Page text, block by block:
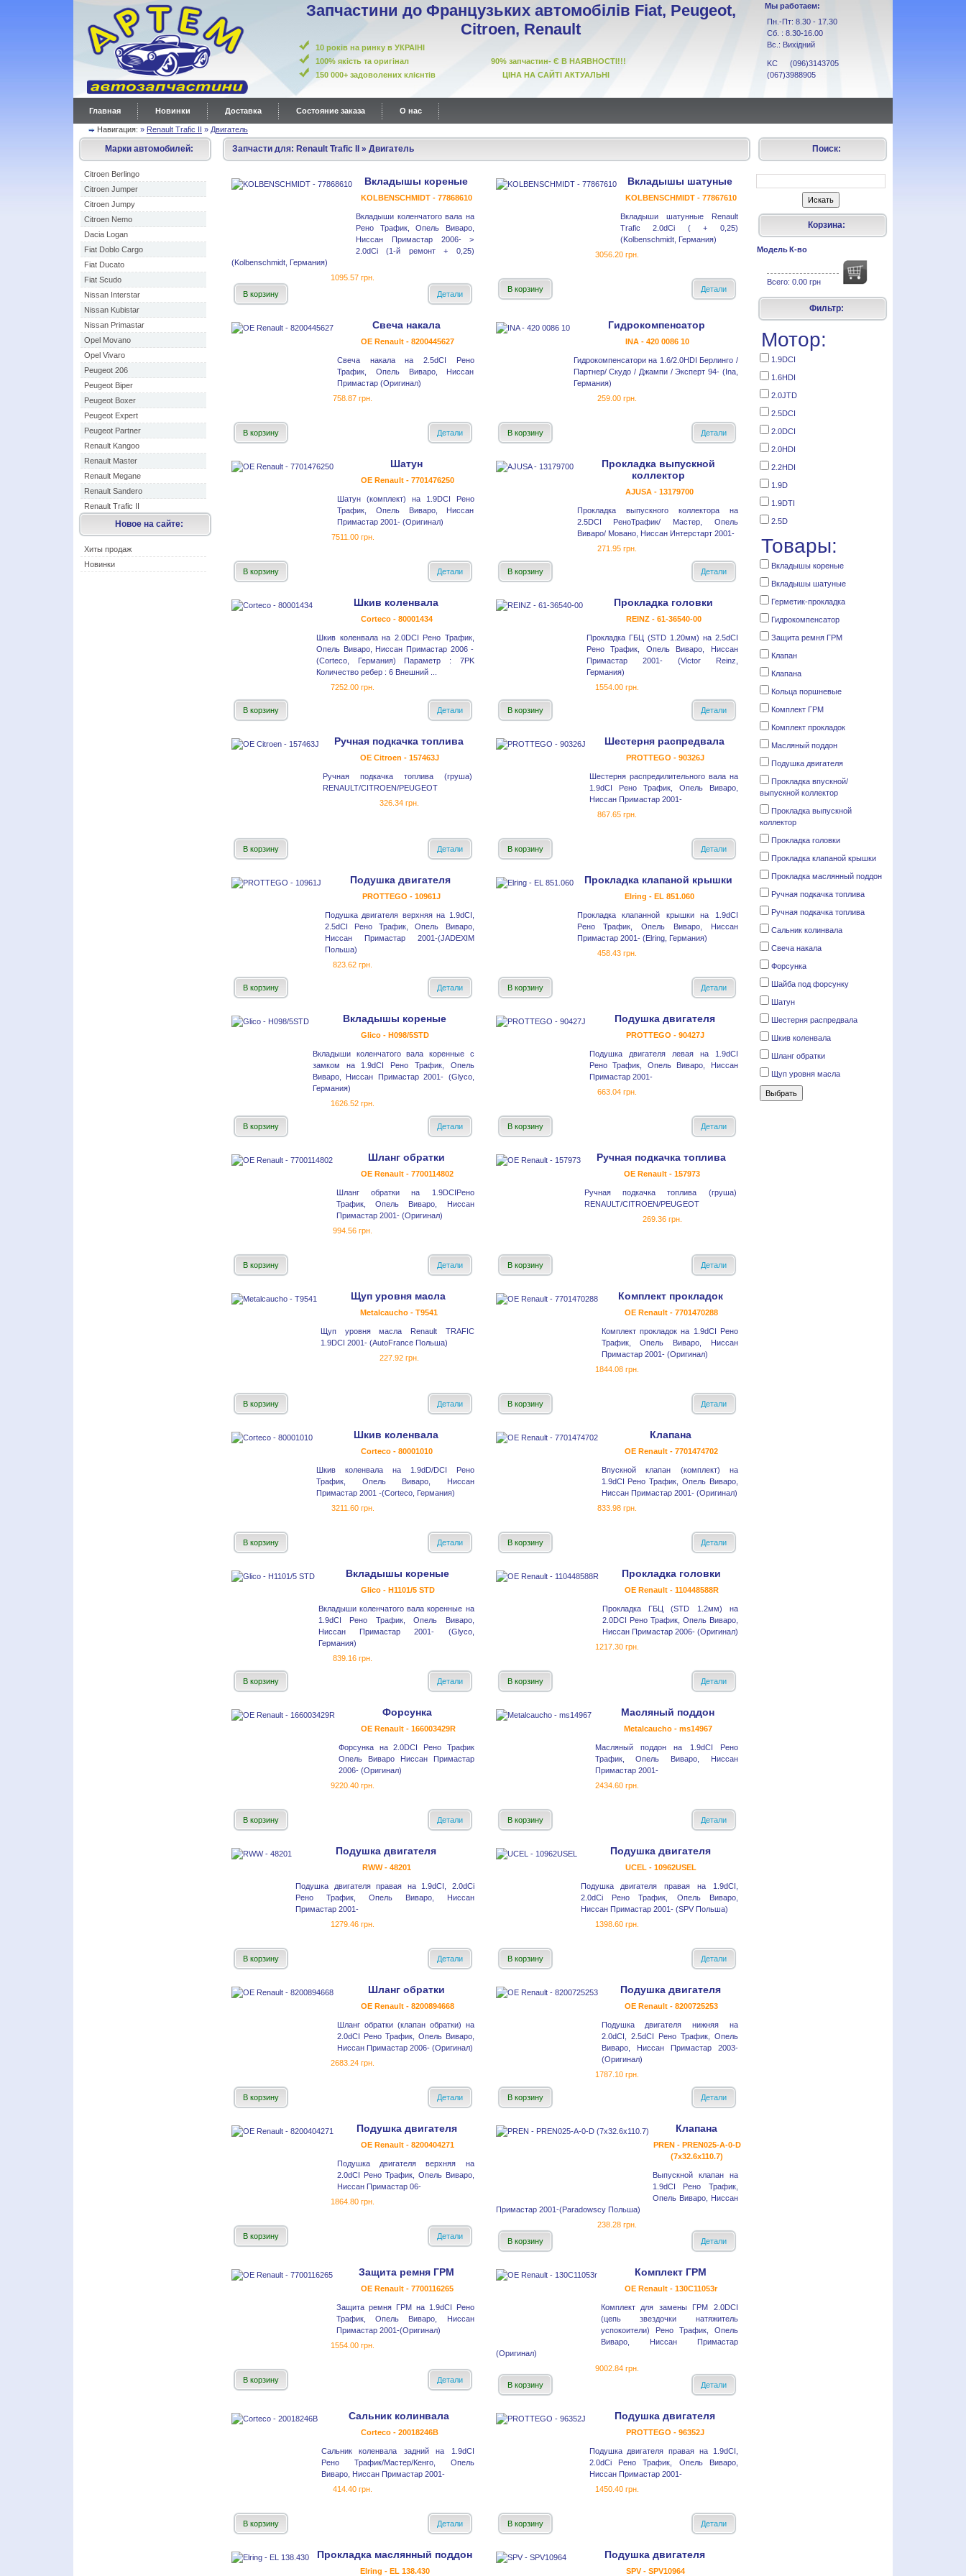
Запчастини до Французьких автомобілів Fiat, Peugeot,
Citroen, Renault
10 років на ринку в УКРАІНІ
100% якість та оригінал 90% запчастин- Є В НАЯВНОСТІ!!!
150 000+ задоволених клієнтів ЦІНА НА САЙТІ АКТУАЛЬНІ
Мы работаем:
Пн.-Пт: 8.30 - 17.30
Сб. : 8.30-16.00
Вс.: Вихідний
KC (096)3143705
(067)3988905
Главная Новинки Доставка Состояние заказа О нас
Навигация: » Renault Trafic II » Двигатель
Марки автомобилей:
Citroen Berlingo
Citroen Jumper
Citroen Jumpy
Citroen Nemo
Dacia Logan
Fiat Doblo Cargo
Fiat Ducato
Fiat Scudo
Nissan Interstar
Nissan Kubistar
Nissan Primastar
Opel Movano
Opel Vivaro
Peugeot 206
Peugeot Biper
Peugeot Boxer
Peugeot Expert
Peugeot Partner
Renault Kangoo
Renault Master
Renault Megane
Renault Sandero
Renault Trafic II
Новое на сайте:
Хиты продаж
Новинки
Запчасти для: Renault Trafic II » Двигатель
Вкладышы кореные
KOLBENSCHMIDT - 77868610
Вкладыши коленчатого вала на
Рено Трафик, Опель Виваро,
Ниссан Примастар 2006- >
2.0dCi (1-й ремонт + 0,25)
(Kolbenschmidt, Германия)
1095.57 грн.
В корзину
Детали
Вкладышы шатуные
KOLBENSCHMIDT - 77867610
Вкладыши шатунные Renault
Trafic 2.0dCi ( + 0,25)
(Kolbenschmidt, Германия)
3056.20 грн.
В корзину Детали
Свеча накала
OE Renault - 8200445627
Свеча накала на 2.5dCI Рено
Трафик, Опель Виваро, Ниссан
Примастар (Оригинал)
758.87 грн.
В корзину Детали
Гидрокомпенсатор
INA - 420 0086 10
Гидрокомпенсатори на 1.6/2.0HDI Берлинго /
Партнер/ Скудо / Джампи / Эксперт 94- (Ina,
Германия)
259.00 грн.
В корзину Детали
Шатун
OE Renault - 7701476250
Шатун (комплект) на 1.9DCI Рено
Трафик, Опель Виваро, Ниссан
Примастар 2001- (Оригинал)
7511.00 грн.
В корзину Детали
Прокладка выпускной
коллектор
AJUSA - 13179700
Прокладка выпускного коллектора на
2.5DCI РеноТрафик/ Мастер, Опель
Виваро/ Мовано, Ниссан Интерстарт 2001-
271.95 грн.
В корзину Детали
Шкив коленвала
Corteco - 80001434
Шкив коленвала на 2.0DCI Рено Трафик,
Опель Виваро, Ниссан Примастар 2006 -
(Corteco, Германия) Параметр : 7PK
Количество ребер : 6 Внешний ...
7252.00 грн.
В корзину Детали
Прокладка головки
REINZ - 61-36540-00
Прокладка ГБЦ (STD 1.20мм) на 2.5dCI
Рено Трафик, Опель Виваро, Ниссан
Примастар 2001- (Victor Reinz,
Германия)
1554.00 грн.
В корзину Детали
Ручная подкачка топлива
OE Citroen - 157463J
Ручная подкачка топлива (груша)
RENAULT/CITROEN/PEUGEOT
326.34 грн.
В корзину Детали
Шестерня распредвала
PROTTEGO - 90326J
Шестерня распредилительного вала на
1.9dCI Рено Трафик, Опель Виваро,
Ниссан Примастар 2001-
867.65 грн.
В корзину Детали
Подушка двигателя
PROTTEGO - 10961J
Подушка двигателя верхняя на 1.9dCI,
2.5dCI Рено Трафик, Опель Виваро,
Ниссан Примастар 2001-(JADEXIM
Польша)
823.62 грн.
В корзину Детали
Прокладка клапаной крышки
Elring - EL 851.060
Прокладка клапанной крышки на 1.9dCI
Рено Трафик, Опель Виваро, Ниссан
Примастар 2001- (Elring, Германия)
458.43 грн.
В корзину Детали
Вкладышы кореные
Glico - H098/5STD
Вкладыши коленчатого вала коренные с
замком на 1.9dCI Рено Трафик, Опель
Виваро, Ниссан Примастар 2001- (Glyco,
Германия)
1626.52 грн.
В корзину Детали
Подушка двигателя
PROTTEGO - 90427J
Подушка двигателя левая на 1.9dCI
Рено Трафик, Опель Виваро, Ниссан
Примастар 2001-
663.04 грн.
В корзину Детали
Шланг обратки
OE Renault - 7700114802
Шланг обратки на 1.9DCIРено
Трафик, Опель Виваро, Ниссан
Примастар 2001- (Оригинал)
994.56 грн.
В корзину Детали
Ручная подкачка топлива
OE Renault - 157973
Ручная подкачка топлива (груша)
RENAULT/CITROEN/PEUGEOT
269.36 грн.
В корзину Детали
Щуп уровня масла
Metalcaucho - T9541
Щуп уровня масла Renault TRAFIC
1.9DCI 2001- (AutoFrance Польша)
227.92 грн.
В корзину Детали
Комплект прокладок
OE Renault - 7701470288
Комплект прокладок на 1.9dCI Рено
Трафик, Опель Виваро, Ниссан
Примастар 2001- (Оригинал)
1844.08 грн.
В корзину Детали
Шкив коленвала
Corteco - 80001010
Шкив коленвала на 1.9dD/DCI Рено
Трафик, Опель Виваро, Ниссан
Примастар 2001 -(Corteco, Германия)
3211.60 грн.
В корзину Детали
Клапана
OE Renault - 7701474702
Впускной клапан (комплект) на
1.9dCI Рено Трафик, Опель Виваро,
Ниссан Примастар 2001- (Оригинал)
833.98 грн.
В корзину Детали
Вкладышы кореные
Glico - H1101/5 STD
Вкладыши коленчатого вала коренные на
1.9dCI Рено Трафик, Опель Виваро,
Ниссан Примастар 2001- (Glyco,
Германия)
839.16 грн.
В корзину Детали
Прокладка головки
OE Renault - 110448588R
Прокладка ГБЦ (STD 1.2мм) на
2.0DCI Рено Трафик, Опель Виваро,
Ниссан Примастар 2006- (Оригинал)
1217.30 грн.
В корзину Детали
Форсунка
OE Renault - 166003429R
Форсунка на 2.0DCI Рено Трафик
Опель Виваро Ниссан Примастар
2006- (Оригинал)
9220.40 грн.
В корзину Детали
Масляный поддон
Metalcaucho - ms14967
Масляный поддон на 1.9dCI Рено
Трафик, Опель Виваро, Ниссан
Примастар 2001-
2434.60 грн.
В корзину Детали
Подушка двигателя
RWW - 48201
Подушка двигателя правая на 1.9dCI, 2.0dCi
Рено Трафик, Опель Виваро, Ниссан
Примастар 2001-
1279.46 грн.
В корзину Детали
Подушка двигателя
UCEL - 10962USEL
Подушка двигателя правая на 1.9dCI,
2.0dCi Рено Трафик, Опель Виваро,
Ниссан Примастар 2001- (SPV Польша)
1398.60 грн.
В корзину Детали
Шланг обратки
OE Renault - 8200894668
Шланг обратки (клапан обратки) на
2.0dCI Рено Трафик, Опель Виваро,
Ниссан Примастар 2006- (Оригинал)
2683.24 грн.
В корзину Детали
Подушка двигателя
OE Renault - 8200725253
Подушка двигателя нижняя на
2.0dCI, 2.5dCI Рено Трафик, Опель
Виваро, Ниссан Примастар 2003-
(Оригинал)
1787.10 грн.
В корзину Детали
Подушка двигателя
OE Renault - 8200404271
Подушка двигателя верхняя на
2.0dCI Рено Трафик, Опель Виваро,
Ниссан Примастар 06-
1864.80 грн.
В корзину Детали
Клапана
PREN - PREN025-A-0-D
(7x32.6x110.7)
Выпускной клапан на
1.9dCI Рено Трафик,
Опель Виваро, Ниссан
Примастар 2001-(Paradowscy Польша)
238.28 грн.
В корзину
Детали
Защита ремня ГРМ
OE Renault - 7700116265
Защита ремня ГРМ на 1.9dCI Рено
Трафик, Опель Виваро, Ниссан
Примастар 2001-(Оригинал)
1554.00 грн.
В корзину Детали
Комплект ГРМ
OE Renault - 130C11053r
Комплект для замены ГРМ 2.0DCI
(цепь звездочки натяжитель
успокоители) Рено Трафик, Опель
Виваро, Ниссан Примастар
(Оригинал)
9002.84 грн.
В корзину
Детали
Сальник колинвала
Corteco - 20018246B
Сальник коленвала задний на 1.9dCI
Рено Трафик/Мастер/Кенго, Опель
Виваро, Ниссан Примастар 2001-
414.40 грн.
В корзину Детали
Подушка двигателя
PROTTEGO - 96352J
Подушка двигателя правая на 1.9dCI,
2.0dCi Рено Трафик, Опель Виваро,
Ниссан Примастар 2001-
1450.40 грн.
В корзину Детали
Прокладка маслянный поддон
Elring - EL 138.430
Подушка двигателя
SPV - SPV10964
Поиск:
Корзина:
МодельК-во
Всего: 0.00 грн
Фильтр:
Мотор:
1.9DCI
1.6HDI
2.0JTD
2.5DCI
2.0DCI
2.0HDI
2.2HDI
1.9D
1.9DTI
2.5D
Товары:
Вкладышы кореные
Вкладышы шатуные
Герметик-прокладка
Гидрокомпенсатор
Защита ремня ГРМ
Клапан
Клапана
Кольца поршневые
Комплект ГРМ
Комплект прокладок
Масляный поддон
Подушка двигателя
Прокладка впускной/
выпускной коллектор
Прокладка выпускной
коллектор
Прокладка головки
Прокладка клапаной крышки
Прокладка маслянный поддон
Ручная подкачка топлива
Ручная подкачка топлива
Сальник колинвала
Свеча накала
Форсунка
Шайба под форсунку
Шатун
Шестерня распредвала
Шкив коленвала
Шланг обратки
Щуп уровня масла